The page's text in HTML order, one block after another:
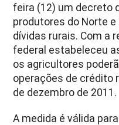
feira (12) um decreto
produtores do Norte
dívidas rurais. Com a
federal estabeleceu
os agricultores
operações de crédito
de dezembro de 2011.
A medida é válida